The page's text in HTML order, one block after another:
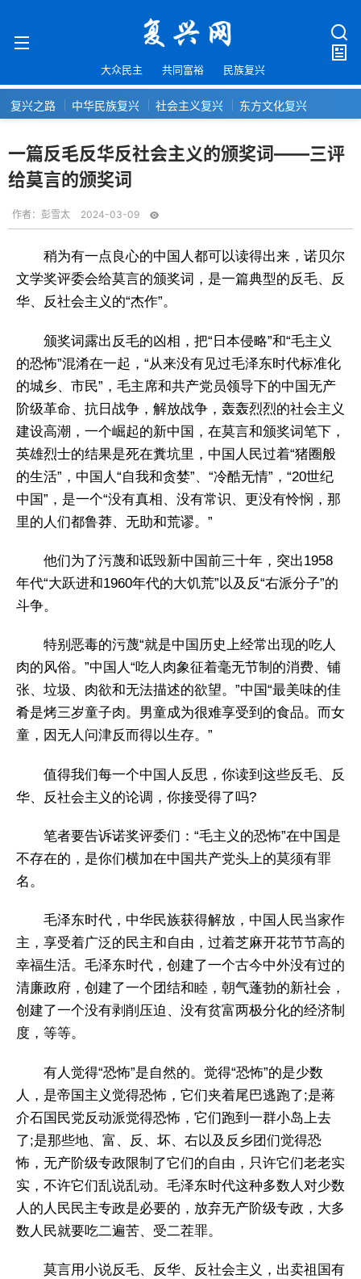
大众民主 共同富裕 民族复兴
复兴之路 中华民族复兴 社会主义复兴 东方文化复兴
一篇反毛反华反社会主义的颁奖词——三评
给莫言的颁奖词
作者： 彭雪太 2024-03-09
稍为有一点良心的中国人都可以读得出来，诺贝尔
文学奖评委会给莫言的颁奖词，是一篇典型的反毛、反
华、反社会主义的“杰作”。
颁奖词露出反毛的凶相，把“日本侵略”和“毛主义
的恐怖”混淆在一起，“从来没有见过毛泽东时代标准化
的城乡、市民”，毛主席和共产党员领导下的中国无产
阶级革命、抗日战争，解放战争，轰轰烈烈的社会主义
建设高潮，一个崛起的新中国，在莫言和颁奖词笔下，
英雄烈士的结果是死在糞坑里，中国人民过着“猪圈般
的生活”，中国人“自我和贪婪”、“冷酷无情”，“20世纪
中国”，是一个“没有真相、没有常识、更没有怜悯，那
里的人们都鲁莽、无助和荒谬。”
他们为了污蔑和诋毁新中国前三十年，突出1958
年代“大跃进和1960年代的大饥荒”以及反“右派分子”的
斗争。
特别恶毒的污蔑“就是中国历史上经常出现的吃人
肉的风俗。”中国人“吃人肉象征着毫无节制的消费、铺
张、垃圾、肉欲和无法描述的欲望。”中国“最美味的佳
肴是烤三岁童子肉。男童成为很难享受到的食品。而女
童，因无人问津反而得以生存。”
值得我们每一个中国人反思，你读到这些反毛、反
华、反社会主义的论调，你接受得了吗?
笔者要告诉诺奖评委们：“毛主义的恐怖”在中国是
不存在的，是你们横加在中国共产党头上的莫须有罪
名。
毛泽东时代，中华民族获得解放，中国人民当家作
主，享受着广泛的民主和自由，过着芝麻开花节节高的
幸福生活。毛泽东时代，创建了一个古今中外没有过的
清廉政府，创建了一个团结和睦，朝气蓬勃的新社会，
创建了一个没有剥削压迫、没有贫富两极分化的经济制
度，等等。
有人觉得“恐怖”是自然的。觉得“恐怖”的是少数
人，是帝国主义觉得恐怖，它们夹着尾巴逃跑了;是蒋
介石国民党反动派觉得恐怖，它们跑到一群小岛上去
了;是那些地、富、反、坏、右以及反乡团们觉得恐
怖，无产阶级专政限制了它们的自由，只许它们老老实
实，不许它们乱说乱动。毛泽东时代这种多数人对少数
人的人民民主专政是必要的，放弃无产阶级专政，大多
数人民就要吃二遍苦、受二茬罪。
莫言用小说反毛、反华、反社会主义，出卖祖国有